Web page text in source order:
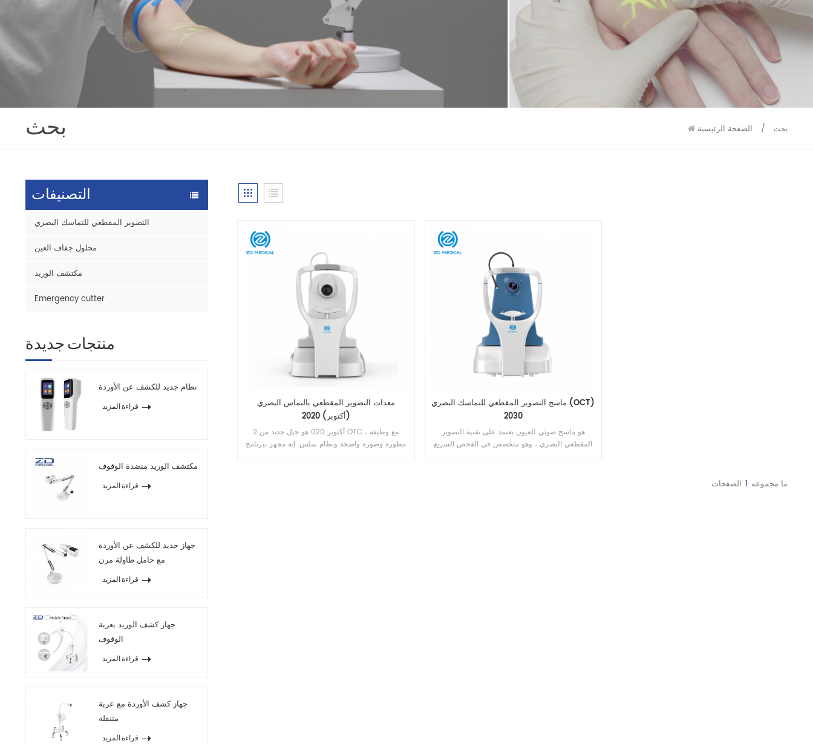
بحث الصفحة الرئيسية / بحث
التصنيفات
التصوير المقطعي للتماسك البصري
محلول جفاف العين
مكتشف الوريد
Emergency cutter
منتجات جديدة
نظام جديد للكشف عن الأوردة
قراءة المزيد
مكتشف الوريد منضدة الوقوف
قراءة المزيد
جهاز جديد للكشف عن الأوردة
مع حامل طاولة مرن
قراءة المزيد
جهاز كشف الوريد بعربة
الوقوف
قراءة المزيد
جهاز كشف الأوردة مع عربة
متنقلة
قراءة المزيد
معدات التصوير المقطعي بالتماس البصري
(أكتوبر) 2020
2 أكتوبر 020 هو جيل جديد من OTC ، مع وظيفة
مطورة وصورة واضحة ونظام سلس. إنه مجهز ببرنامج
ماسح التصوير المقطعي للتماسك البصري (OCT)
2030
هو ماسح ضوئي للعيون يعتمد على تقنية التصوير
المقطعي البصري ، وهو متخصص في الفحص السريع
ما مجموعه 1 الصفحات
9586